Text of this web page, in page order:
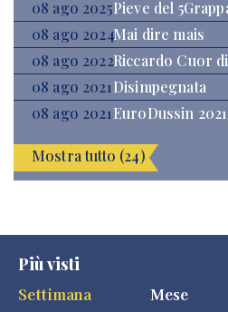
08 ago 2025Pieve del
08 ago 2024Mai dire mais
08 ago 2022Riccardo Cuor
08 ago 2021Disimpegnata
08 ago 2021EuroDussin 2021
Mostra tutto (24)
Più visti
Settimana
Mese